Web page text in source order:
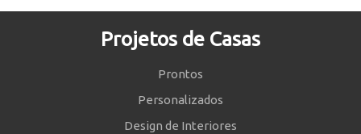
Projetos de Casas
Prontos
Personalizados
Design de Interiores